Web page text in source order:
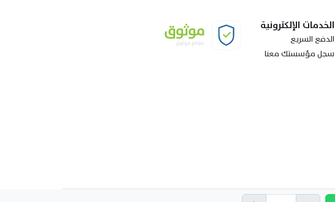
الخدمات الإلكترونية
الدفع السريع
سجل مؤسستك معنا